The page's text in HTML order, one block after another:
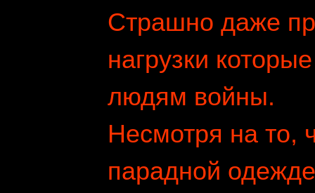
Страшно даже
нагрузки
людям войны.
Несмотря на то,
парадной